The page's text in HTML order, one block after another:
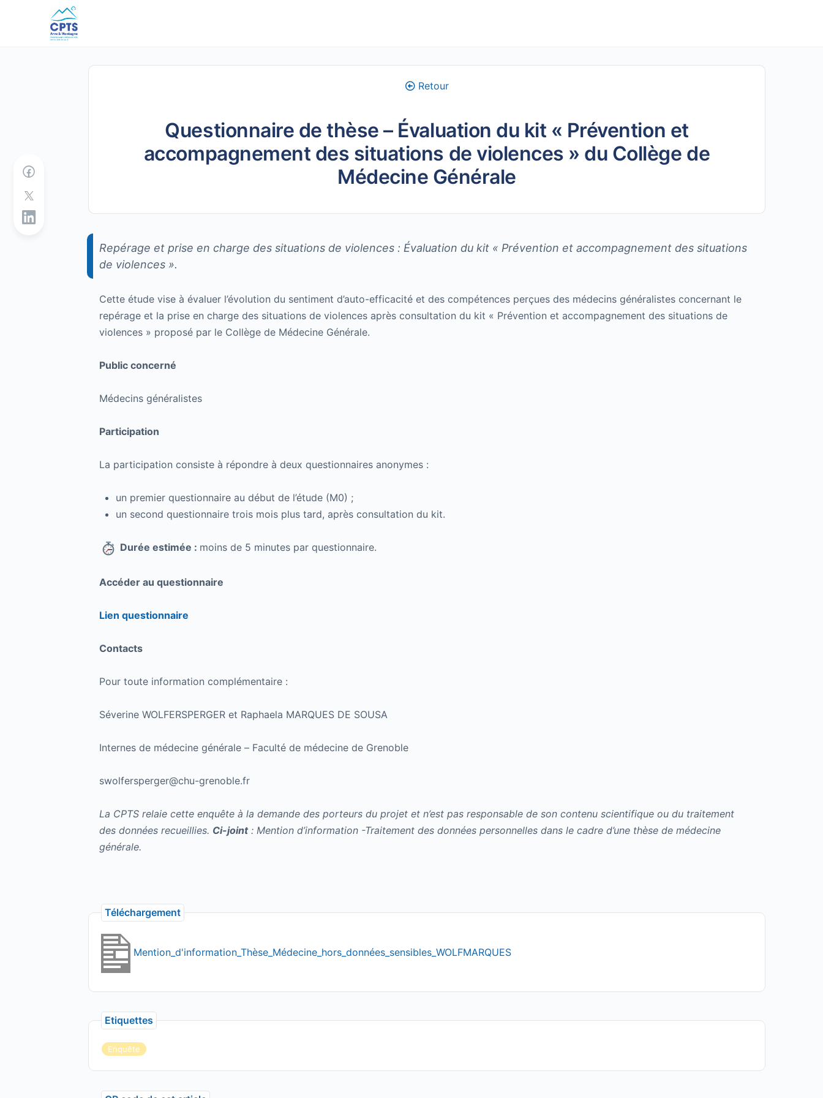
Retour
Questionnaire de thèse – Évaluation du kit « Prévention et
accompagnement des situations de violences » du Collège de
Médecine Générale
Repérage et prise en charge des situations de violences : Évaluation du kit « Prévention et accompagnement des situations
de violences ».
Cette étude vise à évaluer l’évolution du sentiment d’auto-efficacité et des compétences perçues des médecins généralistes concernant le
repérage et la prise en charge des situations de violences après consultation du kit « Prévention et accompagnement des situations de
violences » proposé par le Collège de Médecine Générale.
Public concerné
Médecins généralistes
Participation
La participation consiste à répondre à deux questionnaires anonymes :
un premier questionnaire au début de l’étude (M0) ;
un second questionnaire trois mois plus tard, après consultation du kit.
Durée estimée : moins de 5 minutes par questionnaire.
Accéder au questionnaire
Lien questionnaire
Contacts
Pour toute information complémentaire :
Séverine WOLFERSPERGER et Raphaela MARQUES DE SOUSA
Internes de médecine générale – Faculté de médecine de Grenoble
swolfersperger@chu-grenoble.fr
La CPTS relaie cette enquête à la demande des porteurs du projet et n’est pas responsable de son contenu scientifique ou du traitement
des données recueillies. Ci-joint: Mention d’information -Traitement des données personnelles dans le cadre d’une thèse de médecine
générale.
Téléchargement
Mention_d'information_Thèse_Médecine_hors_données_sensibles_WOLFMARQUES
Etiquettes
Enquête